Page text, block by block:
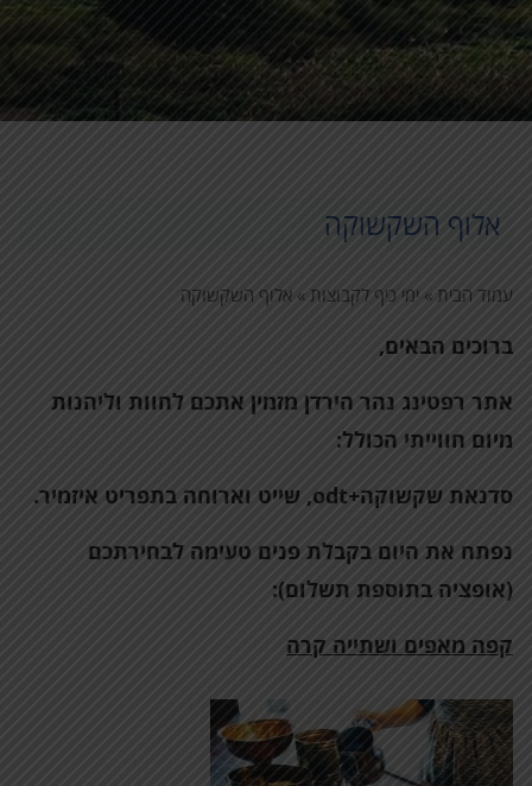
אלוף השקשוקה
עמוד הבית » ימי כיף לקבוצות » אלוף השקשוקה
ברוכים הבאים,
אתר רפטינג נהר הירדן מזמין אתכם לחוות וליהנות
מיום חווייתי הכולל:
סדנאת שקשוקה+odt, שייט וארוחה בתפריט איזמיר.
נפתח את היום בקבלת פנים טעימה לבחירתכם
(אופציה בתוספת תשלום):
קפה מאפים ושתייה קרה